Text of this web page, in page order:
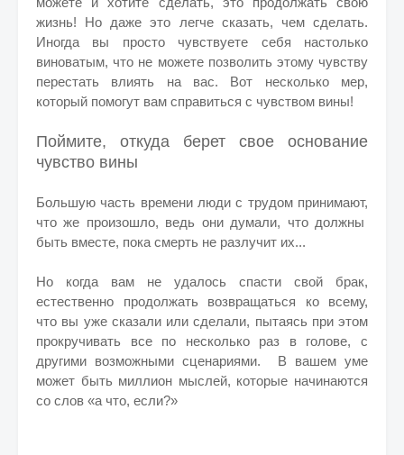
жизнь! Но даже это легче сказать, чем сделать.
Иногда вы просто чувствуете себя настолько
виноватым, что не можете позволить этому чувству
перестать влиять на вас. Вот несколько мер,
который помогут вам справиться с чувством вины!
Поймите, откуда берет свое основание
чувство вины
Большую часть времени люди с трудом принимают,
что же произошло, ведь они думали, что должны
быть вместе, пока смерть не разлучит их...
Но когда вам не удалось спасти свой брак,
естественно продолжать возвращаться ко всему,
что вы уже сказали или сделали, пытаясь при этом
прокручивать все по несколько раз в голове, с
другими возможными сценариями. В вашем уме
может быть миллион мыслей, которые начинаются
со слов «а что, если?»